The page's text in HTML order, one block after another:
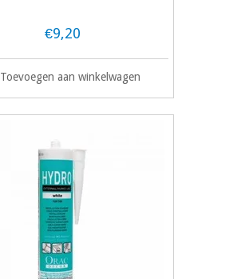
€9,20
Toevoegen aan winkelwagen